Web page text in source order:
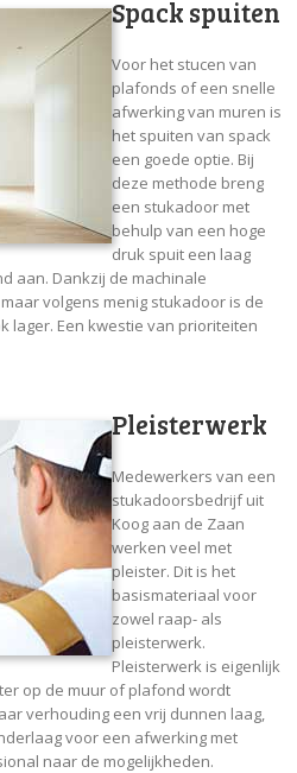
Spack spuiten
Voor het stucen van
plafonds of een snelle
afwerking van muren is
het spuiten van spack
een goede optie. Bij
deze methode breng
een stukadoor met
behulp van een hoge
druk spuit een laag
aan. Dankzij de machinale
volgens menig stukadoor is de
lager. Een kwestie van prioriteiten
Pleisterwerk
Medewerkers van een
stukadoorsbedrijf uit
Koog aan de Zaan
werken veel met
pleister. Dit is het
basismateriaal voor
zowel raap- als
pleisterwerk.
Pleisterwerk is eigenlijk
op de muur of plafond wordt
verhouding een vrij dunnen laag,
voor een afwerking met
naar de mogelijkheden.